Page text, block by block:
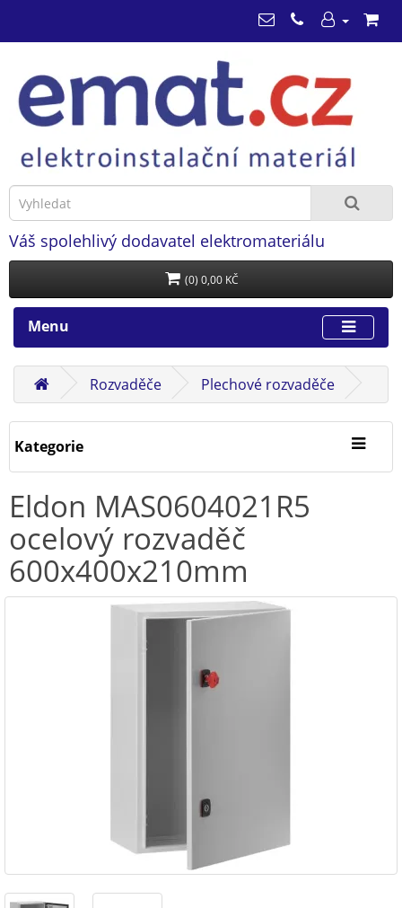
Váš spolehlivý dodavatel elektromateriálu
(0) 0,00 KČ
Menu
Rozvaděče Plechové rozvaděče
Kategorie
Eldon MAS0604021R5
ocelový rozvaděč
600x400x210mm